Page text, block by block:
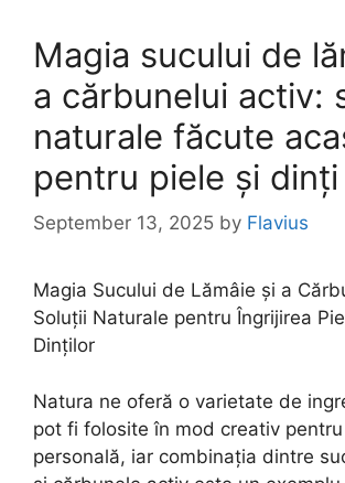
Magia sucului de
a cărbunelui activ:
naturale făcute
pentru piele și dinți
September 13, 2025 by Flavius
Magia Sucului de Lămâie și a
Soluții Naturale pentru Îngrijirea
Dinților
Natura ne oferă o varietate de
pot fi folosite în mod creativ
personală, iar combinația dintre